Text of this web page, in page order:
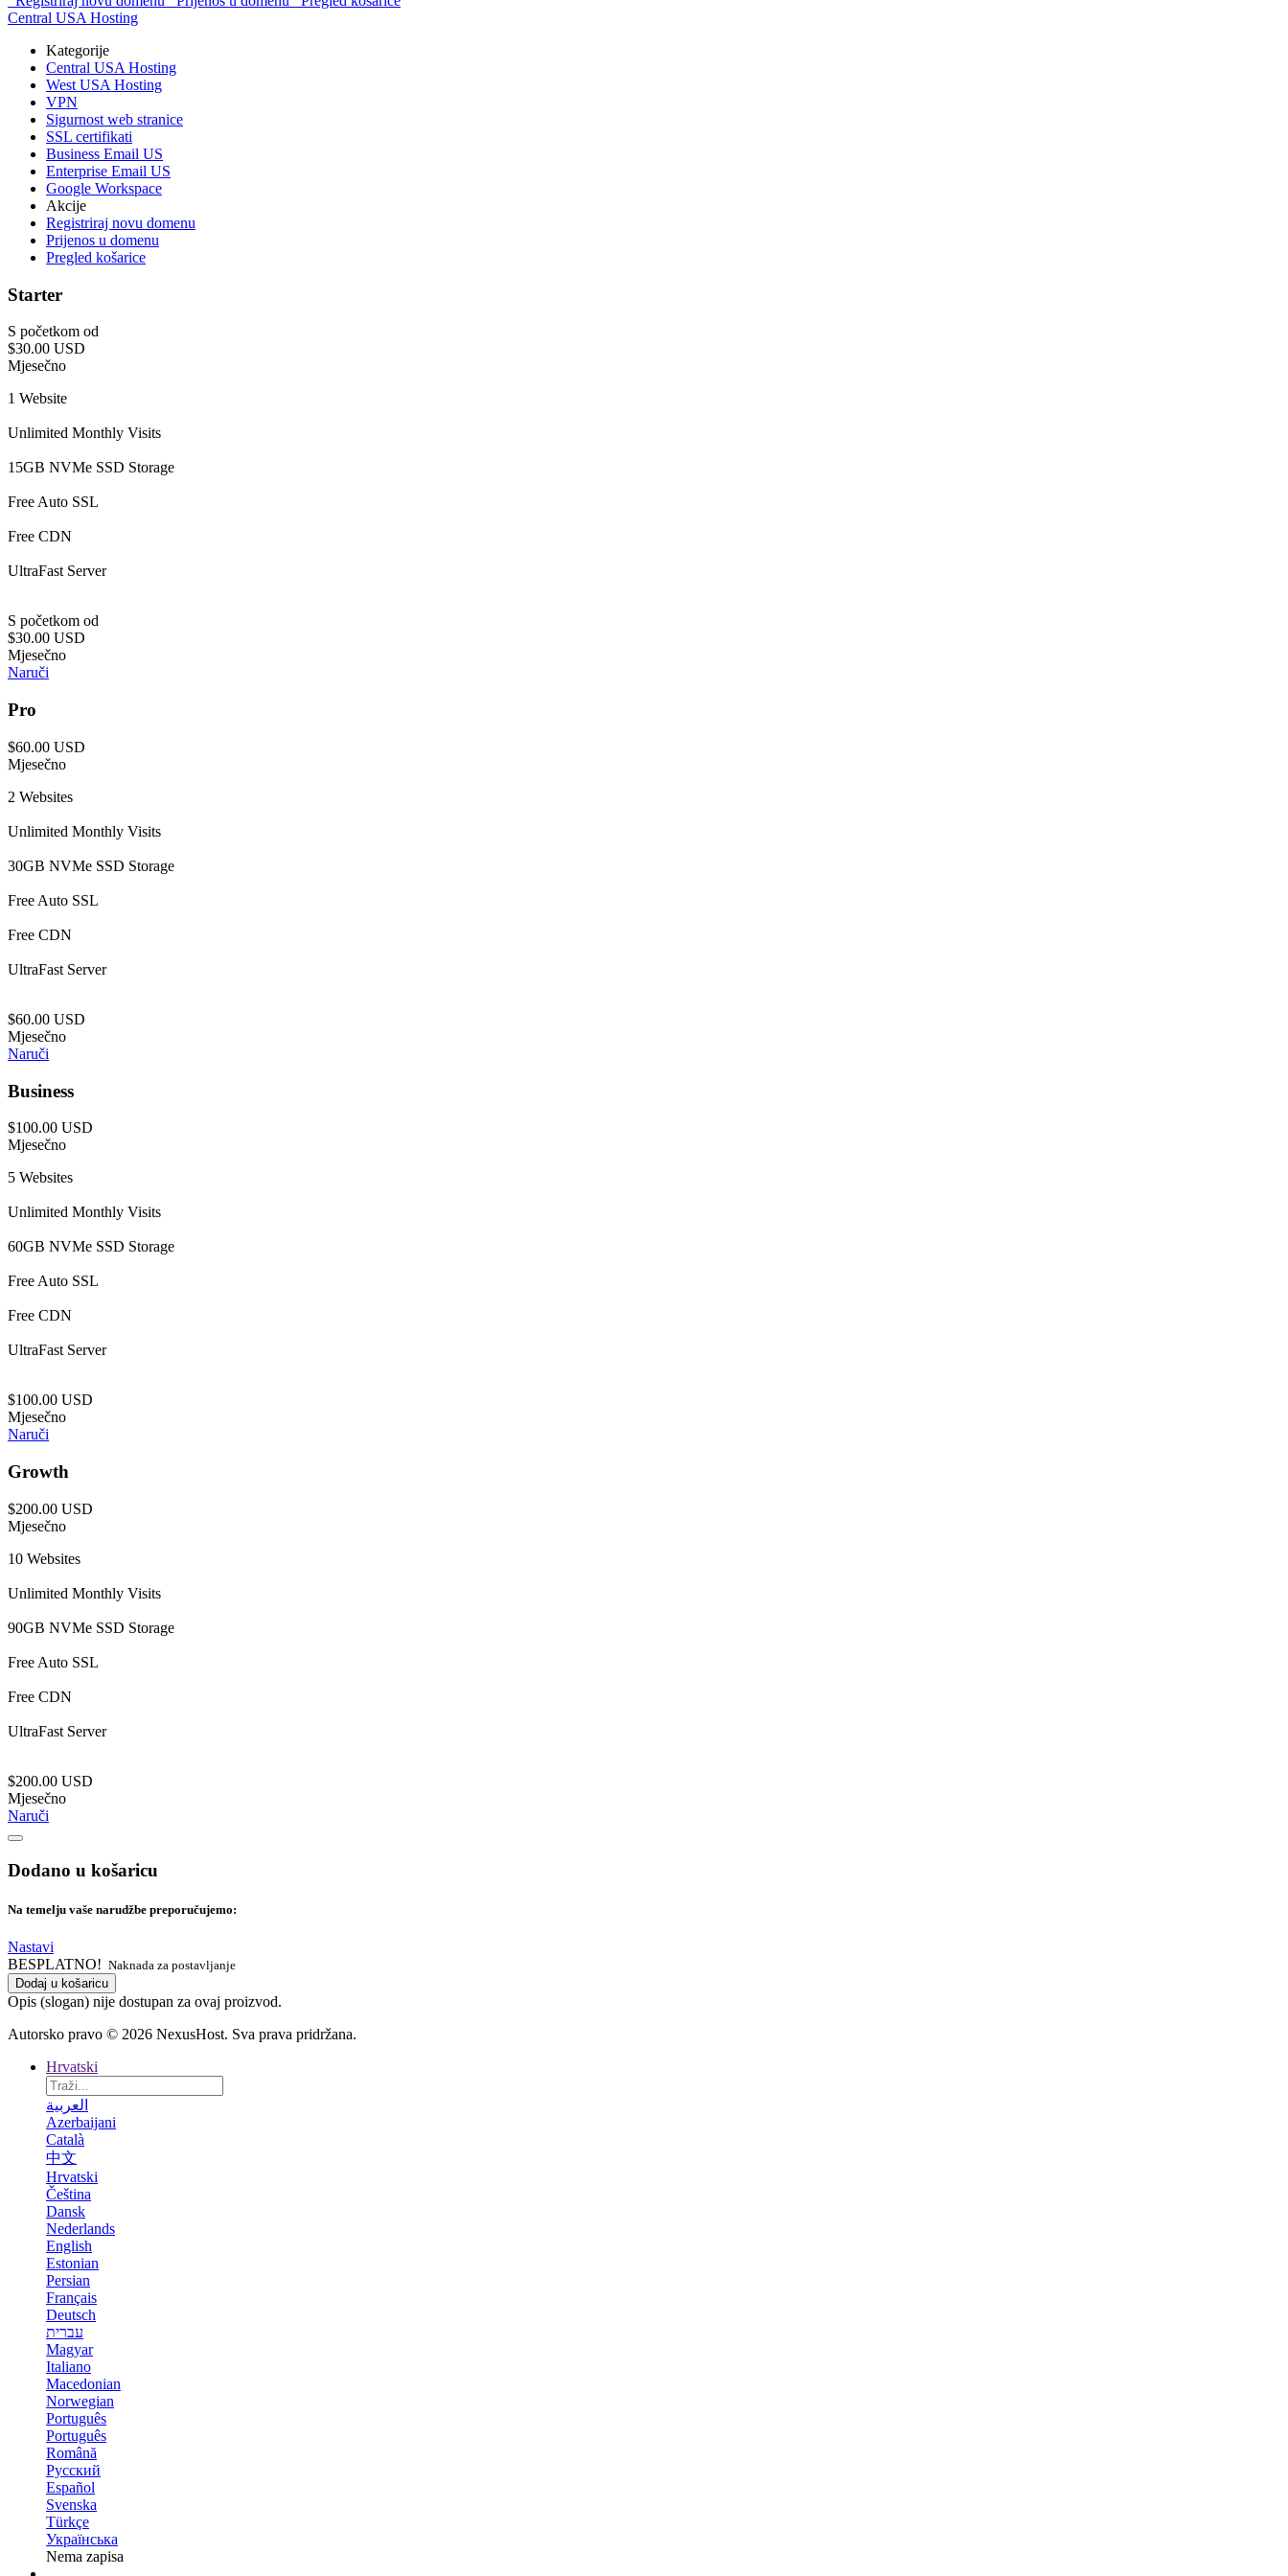
Central USA Hosting
Kategorije
Central USA Hosting
West USA Hosting
VPN
Sigurnost web stranice
SSL certifikati
Business Email US
Enterprise Email US
Google Workspace
Akcije
Registriraj novu domenu
Prijenos u domenu
Pregled košarice
Starter
S početkom od
$30.00 USD
Mjesečno
1 Website
Unlimited Monthly Visits
15GB NVMe SSD Storage
Free Auto SSL
Free CDN
UltraFast Server
S početkom od
$30.00 USD
Mjesečno
Naruči
Pro
$60.00 USD
Mjesečno
2 Websites
Unlimited Monthly Visits
30GB NVMe SSD Storage
Free Auto SSL
Free CDN
UltraFast Server
$60.00 USD
Mjesečno
Naruči
Business
$100.00 USD
Mjesečno
5 Websites
Unlimited Monthly Visits
60GB NVMe SSD Storage
Free Auto SSL
Free CDN
UltraFast Server
$100.00 USD
Mjesečno
Naruči
Growth
$200.00 USD
Mjesečno
10 Websites
Unlimited Monthly Visits
90GB NVMe SSD Storage
Free Auto SSL
Free CDN
UltraFast Server
$200.00 USD
Mjesečno
Naruči
Dodano u košaricu
Na temelju vaše narudžbe preporučujemo:
Nastavi
BESPLATNO! Naknada za postavljanje
Dodaj u košaricu
Opis (slogan) nije dostupan za ovaj proizvod.
Autorsko pravo © 2026 NexusHost. Sva prava pridržana.
Hrvatski
العربية
Azerbaijani
Català
中文
Hrvatski
Čeština
Dansk
Nederlands
English
Estonian
Persian
Français
Deutsch
עברית
Magyar
Italiano
Macedonian
Norwegian
Português
Português
Română
Русский
Español
Svenska
Türkçe
Українська
Nema zapisa